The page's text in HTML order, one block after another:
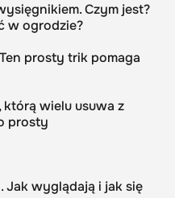
Czym jest?
w ogrodzie?
prosty trik pomaga
wielu usuwa z
prosty
Jak wyglądają i jak się